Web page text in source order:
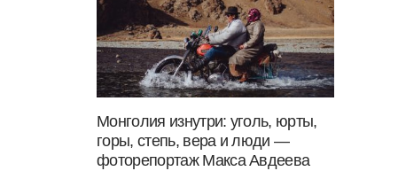
Russian
Монголия изнутри: уголь, юрты,
горы, степь, вера и люди —
фоторепортаж Макса Авдеева